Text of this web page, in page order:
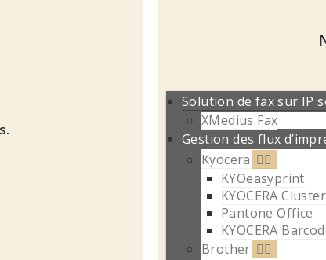
Solution de fax sur IP
XMedius Fax
Gestion des flux
Kyocera
KYOeasyprint
KYOCERA
Pantone Office
KYOCERA
Brother